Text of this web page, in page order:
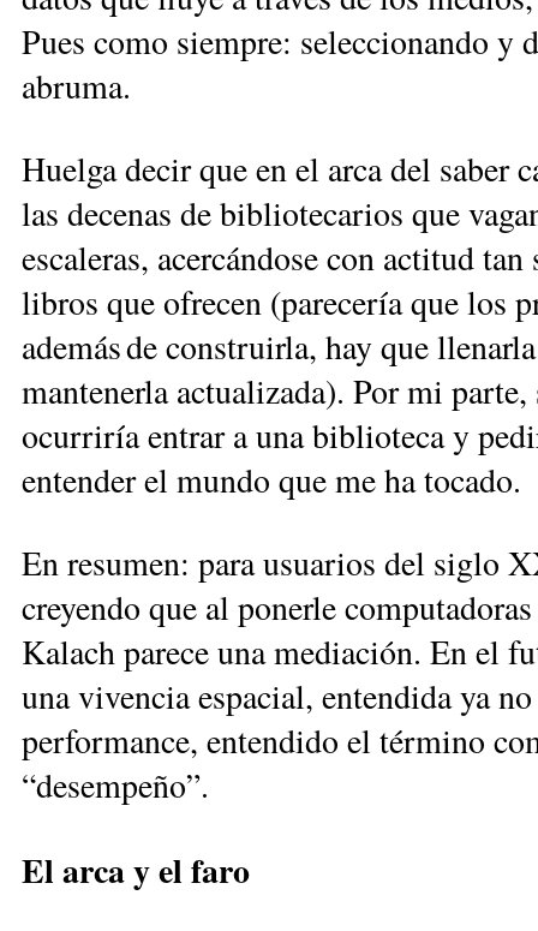
Pues como siempre: seleccionando
abruma.
Huelga decir que en el arca del saber
las decenas de bibliotecarios que
escaleras, acercándose con actitud
libros que ofrecen (parecería que los
además de construirla, hay que
mantenerla actualizada). Por mi
ocurriría entrar a una biblioteca y
entender el mundo que me ha tocado.
En resumen: para usuarios del siglo
creyendo que al ponerle
Kalach parece una mediación. En el
una vivencia espacial, entendida ya
performance, entendido el término
“desempeño”.
El arca y el faro